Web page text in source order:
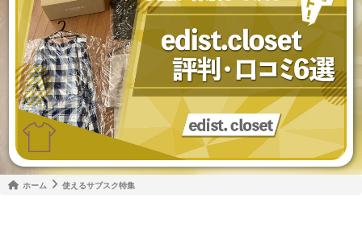
ホーム 使えるサブスク特集